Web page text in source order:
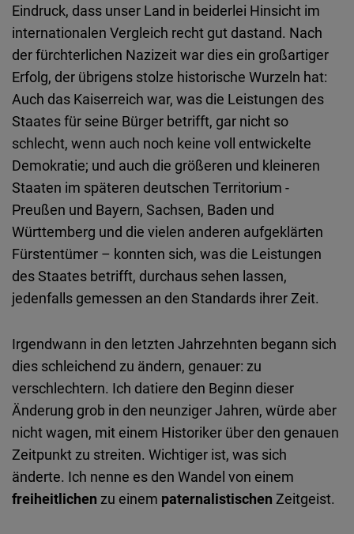
Eindruck, dass unser Land in beiderlei Hinsicht im
internationalen Vergleich recht gut dastand. Nach
der fürchterlichen Nazizeit war dies ein großartiger
Erfolg, der übrigens stolze historische Wurzeln hat:
Auch das Kaiserreich war, was die Leistungen des
Staates für seine Bürger betrifft, gar nicht so
schlecht, wenn auch noch keine voll entwickelte
Demokratie; und auch die größeren und kleineren
Staaten im späteren deutschen Territorium -
Preußen und Bayern, Sachsen, Baden und
Württemberg und die vielen anderen aufgeklärten
Fürstentümer – konnten sich, was die Leistungen
des Staates betrifft, durchaus sehen lassen,
jedenfalls gemessen an den Standards ihrer Zeit.
Irgendwann in den letzten Jahrzehnten begann sich
dies schleichend zu ändern, genauer: zu
verschlechtern. Ich datiere den Beginn dieser
Änderung grob in den neunziger Jahren, würde aber
nicht wagen, mit einem Historiker über den genauen
Zeitpunkt zu streiten. Wichtiger ist, was sich
änderte. Ich nenne es den Wandel von einem
freiheitlichen zu einem paternalistischen Zeitgeist.